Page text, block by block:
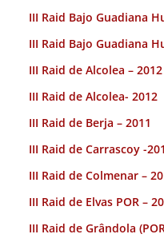
III Raid Bajo Guadiana
III Raid Bajo Guadiana
III Raid de Alcolea – 2012
III Raid de Alcolea- 2012
III Raid de Berja – 2011
III Raid de Carrascoy -
III Raid de Colmenar –
III Raid de Elvas POR –
III Raid de Grândola